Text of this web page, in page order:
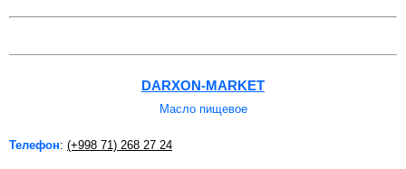
DARXON-MARKET
Масло пищевое
Телефон: (+998 71) 268 27 24